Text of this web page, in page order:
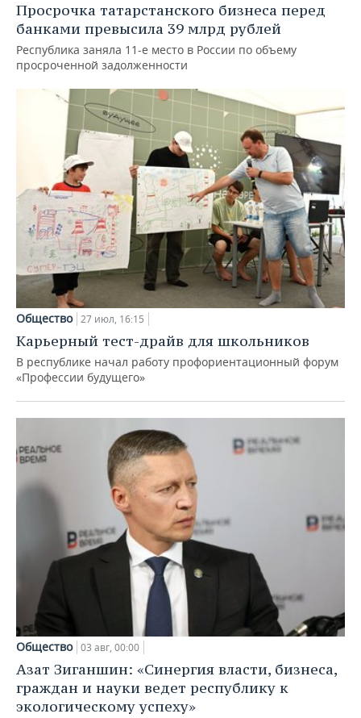
Просрочка татарстанского бизнеса перед
банками превысила 39 млрд рублей
Республика заняла 11-е место в России по объему
просроченной задолженности
Общество 27 июл, 16:15
Карьерный тест-драйв для школьников
В республике начал работу профориентационный форум
«Профессии будущего»
Общество 03 авг, 00:00
Азат Зиганшин: «Синергия власти, бизнеса,
граждан и науки ведет республику к
экологическому успеху»